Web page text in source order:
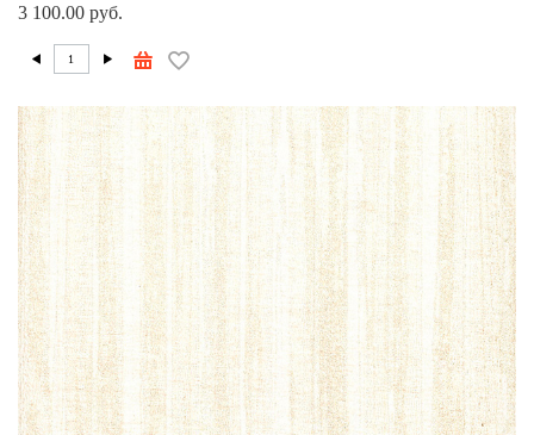
3 100.00 руб.